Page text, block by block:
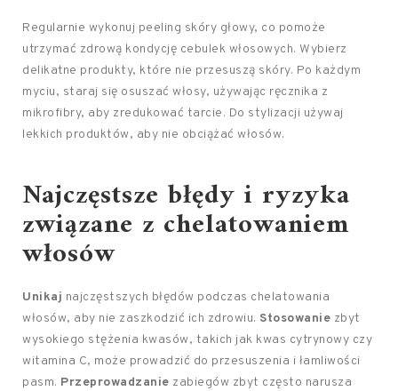
Regularnie wykonuj peeling skóry głowy, co pomoże
utrzymać zdrową kondycję cebulek włosowych. Wybierz
delikatne produkty, które nie przesuszą skóry. Po każdym
myciu, staraj się osuszać włosy, używając ręcznika z
mikrofibry, aby zredukować tarcie. Do stylizacji używaj
lekkich produktów, aby nie obciążać włosów.
Najczęstsze błędy i ryzyka
związane z chelatowaniem
włosów
Unikaj najczęstszych błędów podczas chelatowania
włosów, aby nie zaszkodzić ich zdrowiu. Stosowanie zbyt
wysokiego stężenia kwasów, takich jak kwas cytrynowy czy
witamina C, może prowadzić do przesuszenia i łamliwości
pasm. Przeprowadzanie zabiegów zbyt często narusza